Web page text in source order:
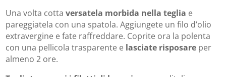
Una volta cottaversatela morbida nella teglia e
pareggiatela con una spatola. Aggiungete un filo d’olio
extravergine e fate raffreddare. Coprite ora la polenta
con una pellicola trasparente e lasciate risposare per
almeno 2 ore.